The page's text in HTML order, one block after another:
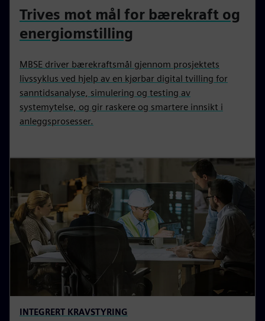
Trives mot mål for bærekraft og
energiomstilling
MBSE driver bærekraftsmål gjennom prosjektets
livssyklus ved hjelp av en kjørbar digital tvilling for
sanntidsanalyse, simulering og testing av
systemytelse, og gir raskere og smartere innsikt i
anleggsprosesser.
INTEGRERT KRAVSTYRING